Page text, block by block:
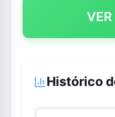
Histórico